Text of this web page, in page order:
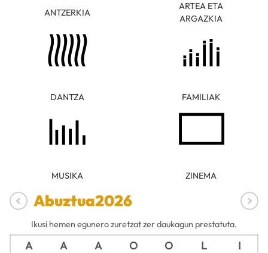
ANTZERKIA
ARTEA ETA
ARGAZKIA
DANTZA FAMILIAK
MUSIKA ZINEMA
Abuztua2026
Ikusi hemen egunero zuretzat zer daukagun prestatuta.
A A A O O L I